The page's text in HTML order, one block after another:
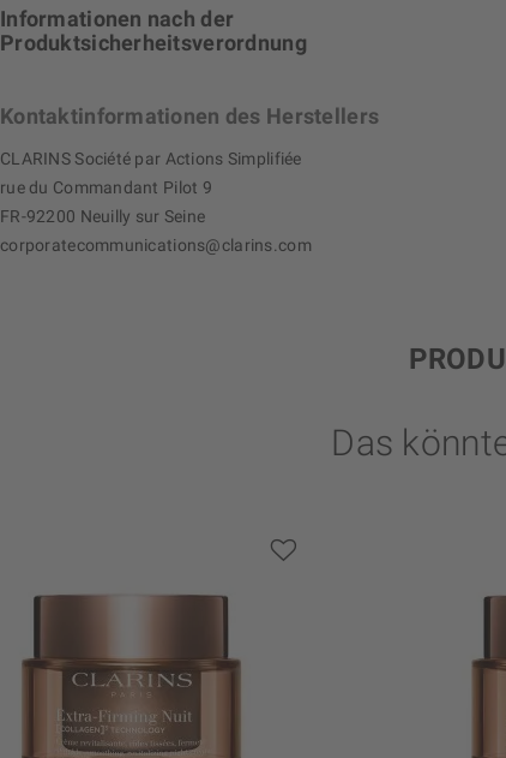
Informationen nach der
Produktsicherheitsverordnung
Kontaktinformationen des Herstellers
CLARINS Société par Actions Simplifiée
rue du Commandant Pilot 9
FR-92200 Neuilly sur Seine
corporatecommunications@clarins.com
Das